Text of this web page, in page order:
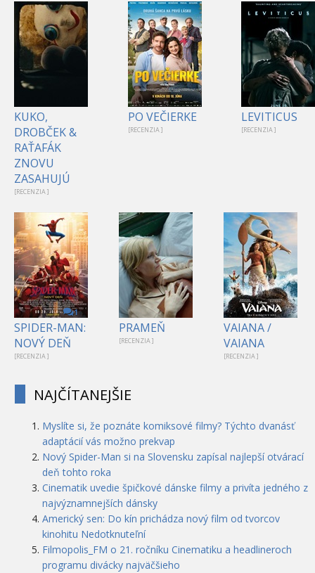
KUKO,
DROBČEK &
RAŤAFÁK
ZNOVU
ZASAHUJÚ
[RECENZIA ]
PO VEČIERKE
[RECENZIA ]
LEVITICUS
[RECENZIA ]
1
SPIDER-MAN:
NOVÝ DEŇ
[RECENZIA ]
PRAMEŇ
[RECENZIA ]
VAIANA /
VAIANA
[RECENZIA ]
NAJČÍTANEJŠIE
Myslíte si, že poznáte komiksové filmy? Týchto dvanásť
adaptácií vás možno prekvap
Nový Spider-Man si na Slovensku zapísal najlepší otvárací
deň tohto roka
Cinematik uvedie špičkové dánske filmy a privíta jedného z
najvýznamnejších dánsky
Americký sen: Do kín prichádza nový film od tvorcov
kinohitu Nedotknuteľní
Filmopolis_FM o 21. ročníku Cinematiku a headlineroch
programu divácky najväčšieho